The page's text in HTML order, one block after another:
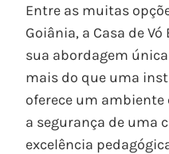
Entre as muitas
Goiânia, a Casa de
sua abordagem
mais do que uma
oferece um
a segurança de uma
excelência